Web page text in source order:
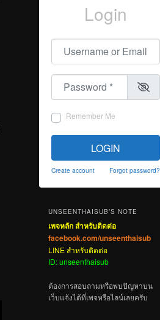
Login
Username or Email
Password
Remember Me
LOGIN
Create account Forgot password?
UNSEENTHAISUB’S NOTE
เพจหลัก สำหรับติดต่อ
facebook.com/unseenthaisub
LINE สำหรับติดต่อ
ID: unseenthaisub
ต้องการสอบถามหรือพบปัญหาบน
เว็บแจ้งได้ที่เพจหรือไลน์เลยครับ